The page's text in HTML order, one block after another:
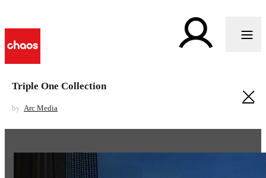
Triple One Collection
by Arc Media